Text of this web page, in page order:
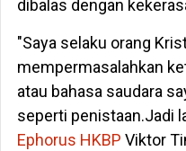
dibalas dengan
"Saya selaku orang
mempermasalahkan
atau bahasa saudara
seperti penistaan.Jadi
Ephorus HKBP Viktor